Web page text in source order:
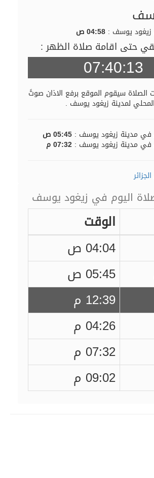
زيغود يوسف : 04:58 ص
حتى اقامة صلاة الظهر :
07:40:13
الصلاة سيقوم الموقع برفع الاذان صوتً
لمدينة زيغود يوسف .
مدينة زيغود يوسف : 05:45 ص
في مدينة زيغود يوسف : 07:32 م
اليوم في زيغود يوسف
الوقت
04:04 ص
05:45 ص
12:39 م
04:26 م
07:32 م
09:02 م